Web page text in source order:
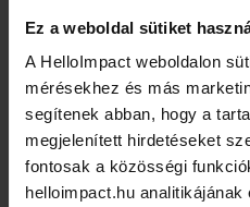
Ez a weboldal sütiket
A HelloImpact weboldalon
mérésekhez és más
segítenek abban, hogy a
megjelenített hirdetéseket
fontosak a közösségi
helloimpact.hu
pénzt gyűjtsön az etiópiai
adományozás CSR
live aid